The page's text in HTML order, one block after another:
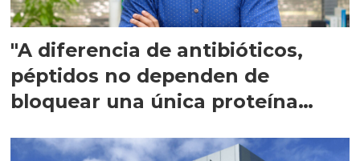
"A diferencia de antibióticos,
péptidos no dependen de
bloquear una única proteína